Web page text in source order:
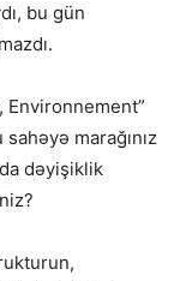
bu gün
Environnement”
marağınız
dəyişiklik